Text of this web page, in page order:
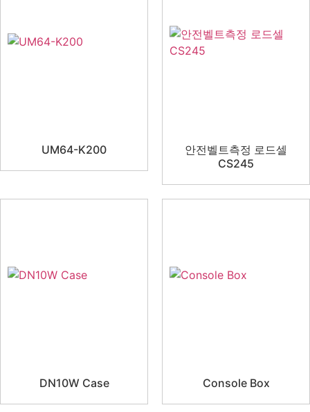
UM64-K200
안전벨트측정 로드셀
CS245
DN10W Case Console Box